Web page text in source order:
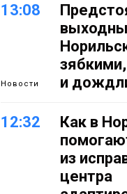
13:08
Новости
и
12:32
Как в
из
центра